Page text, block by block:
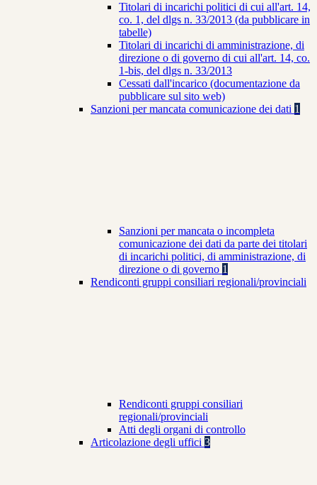
Titolari di incarichi politici di cui all'art. 14,
co. 1, del dlgs n. 33/2013 (da pubblicare in
tabelle)
Titolari di incarichi di amministrazione, di
direzione o di governo di cui all'art. 14, co.
1-bis, del dlgs n. 33/2013
Cessati dall'incarico (documentazione da
pubblicare sul sito web)
Sanzioni per mancata comunicazione dei dati 1
Sanzioni per mancata o incompleta
comunicazione dei dati da parte dei titolari
di incarichi politici, di amministrazione, di
direzione o di governo 1
Rendiconti gruppi consiliari regionali/provinciali
Rendiconti gruppi consiliari
regionali/provinciali
Atti degli organi di controllo
Articolazione degli uffici 3